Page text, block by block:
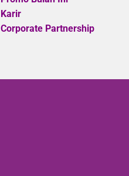
Karir
Corporate Partnership